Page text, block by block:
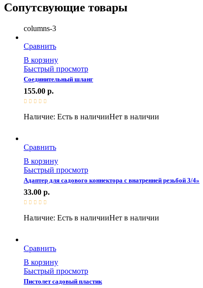
Сопутсвующие товары
columns-3
Сравнить
В корзину
Быстрый просмотр
Соединительный шланг
155.00 р.
Наличие: Есть в наличииНет в наличии
Сравнить
В корзину
Быстрый просмотр
Адаптер для садового коннектора с внатренней резьбой 3/4»
33.00 р.
Наличие: Есть в наличииНет в наличии
Сравнить
В корзину
Быстрый просмотр
Пистолет садовый пластик